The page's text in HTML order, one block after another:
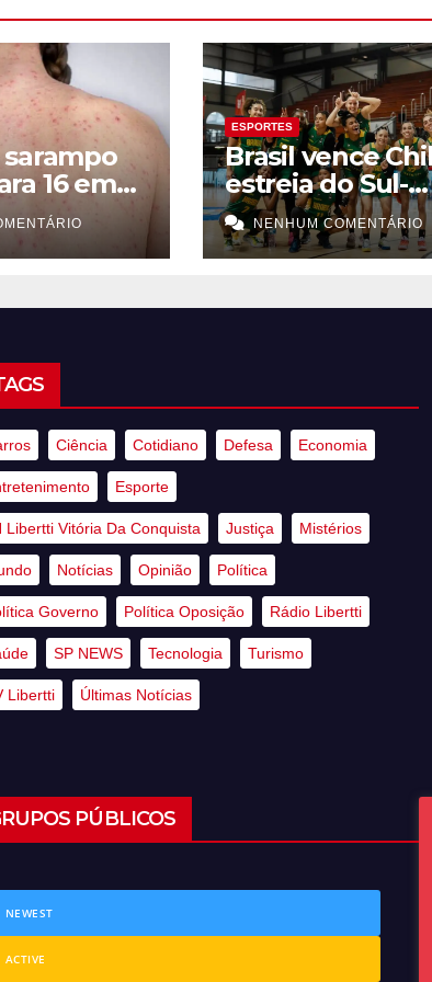
sarampo
16 em
ESPORTES
Brasil vence
estreia do Sul-
Americano de
basquete
NENHUM COMENTÁRIO
Ciência Cotidiano Defesa Economia
Esporte
Libertti Vitória Da Conquista Justiça Mistérios
Notícias Opinião Política
Governo Política Oposição Rádio Libertti
SP NEWS Tecnologia Turismo
Libertti Últimas Notícias
PÚBLICOS
NEWEST
ACTIVE